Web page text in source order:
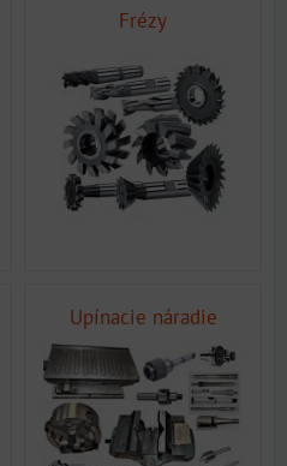
Frézy
Upínacie náradie